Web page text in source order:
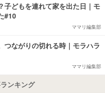
子どもを連れて家を出た日｜モ
#10
ママリ編集部
つながりの切れる時｜モラハラ
ママリ編集部
ンキング